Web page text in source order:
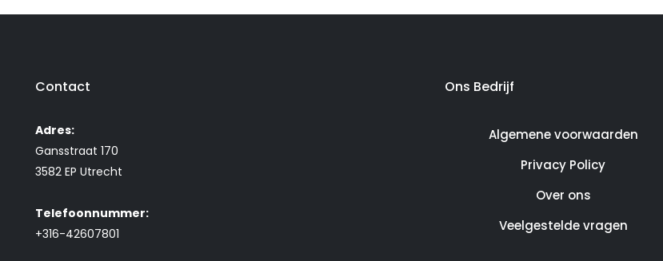
Contact
Adres:
Gansstraat 170
3582 EP Utrecht
Telefoonnummer:
+316-42607801
Ons Bedrijf
Algemene voorwaarden
Privacy Policy
Over ons
Veelgestelde vragen